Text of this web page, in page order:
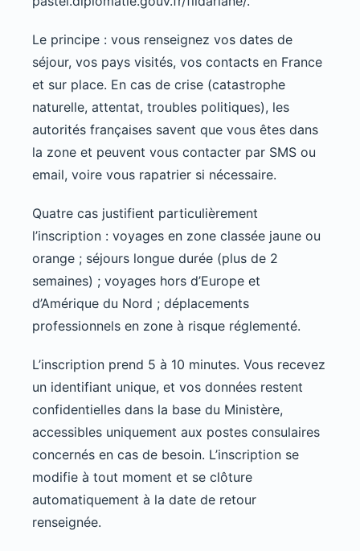
Le principe : vous renseignez vos dates de
séjour, vos pays visités, vos contacts en France
et sur place. En cas de crise (catastrophe
naturelle, attentat, troubles politiques), les
autorités françaises savent que vous êtes dans
la zone et peuvent vous contacter par SMS ou
email, voire vous rapatrier si nécessaire.
Quatre cas justifient particulièrement
l’inscription : voyages en zone classée jaune ou
orange ; séjours longue durée (plus de 2
semaines) ; voyages hors d’Europe et
d’Amérique du Nord ; déplacements
professionnels en zone à risque réglementé.
L’inscription prend 5 à 10 minutes. Vous recevez
un identifiant unique, et vos données restent
confidentielles dans la base du Ministère,
accessibles uniquement aux postes consulaires
concernés en cas de besoin. L’inscription se
modifie à tout moment et se clôture
automatiquement à la date de retour
renseignée.